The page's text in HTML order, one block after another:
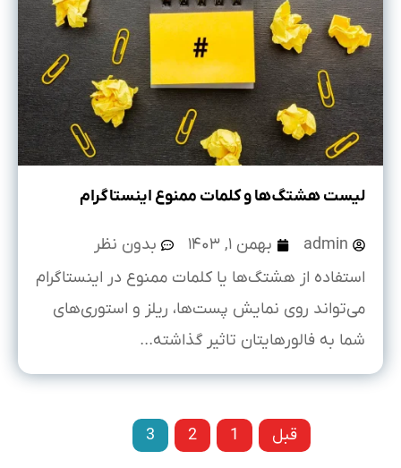
لیست هشتگ‌ها و کلمات ممنوع اینستاگرام
admin بهمن ۱, ۱۴۰۳
بدون نظر
استفاده از هشتگ‌ها یا کلمات ممنوع در اینستاگرام
می‌تواند روی نمایش پست‌ها، ریلز و استوری‌های
شما به فالورهایتان تاثیر گذاشته...
قبل 1
2
3